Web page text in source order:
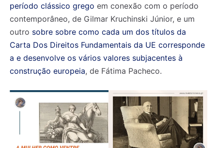
período clássico grego em conexão com o período
contemporâneo, de Gilmar Kruchinski Júnior, e um
outro sobre sobre como cada um dos títulos da
Carta Dos Direitos Fundamentais da UE corresponde
a e desenvolve os vários valores subjacentes à
construção europeia, de Fátima Pacheco.